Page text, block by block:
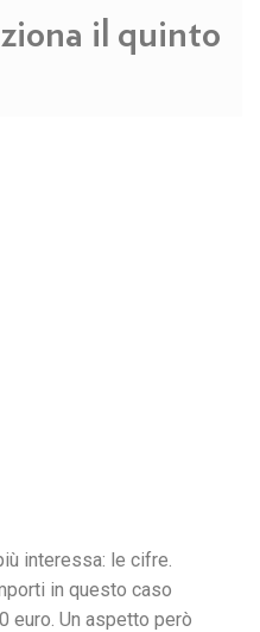
il quinto
interessa: le cifre.
in questo caso
euro. Un aspetto però